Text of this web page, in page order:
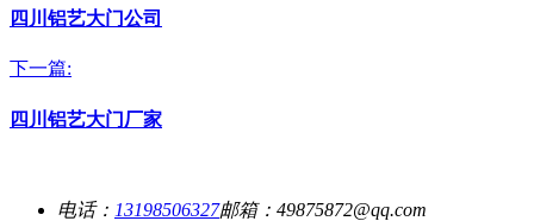
四川铝艺大门公司
下一篇:
四川铝艺大门厂家
电话： 13198506327邮箱：49875872@qq.com